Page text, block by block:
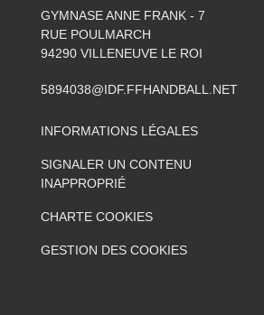
GYMNASE ANNE FRANK - 7
RUE POULMARCH
94290 VILLENEUVE LE ROI
5894038@IDF.FFHANDBALL.NET
INFORMATIONS LÉGALES
SIGNALER UN CONTENU
INAPPROPRIÉ
CHARTE COOKIES
GESTION DES COOKIES